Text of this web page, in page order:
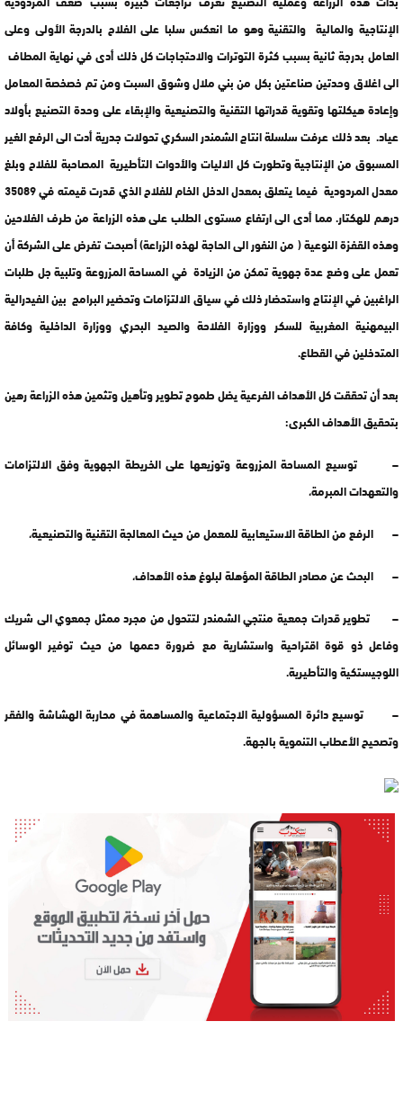
الإنتاجية والمالية والتقنية وهو ما انعكس سلبا على الفلاح بالدرجة الأولى وعلى
العامل بدرجة ثانية بسبب كثرة التوترات والاحتجاجات كل ذلك أدى في نهاية المطاف
الى اغلاق وحدتين صناعتين بكل من بني ملال وشوق السبت ومن تم خصخصة المعامل
وإعادة هيكلتها وتقوية قدراتها التقنية والتصنيعية والإبقاء على وحدة التصنيع بأولاد
عياد. بعد ذلك عرفت سلسلة انتاج الشمندر السكري تحولات جدرية أدت الى الرفع الغير
المسبوق من الإنتاجية وتطورت كل الاليات والأدوات التأطيرية المصاحبة للفلاح وبلغ
معدل المردودية فيما يتعلق بمعدل الدخل الخام للفلاح الذي قدرت قيمته في 35089
درهم للهكتار. مما أدى الى ارتفاع مستوى الطلب على هذه الزراعة من طرف الفلاحين
وهذه القفزة النوعية ( من النفور الى الحاجة لهذه الزراعة) أصبحت تفرض على الشركة أن
تعمل على وضع عدة جهوية تمكن من الزيادة في المساحة المزروعة وتلبية جل طلبات
الراغبين في الإنتاج واستحضار ذلك في سياق الالتزامات وتحضير البرامج بين الفيدرالية
البيمهنية المغربية للسكر ووزارة الفلاحة والصيد البحري ووزارة الداخلية وكافة
المتدخلين في القطاع.
بعد أن تحققت كل الأهداف الفرعية يضل طموح تطوير وتأهيل وتثمين هذه الزراعة رهين
بتحقيق الأهداف الكبرى:
– توسيع المساحة المزروعة وتوزيعها على الخريطة الجهوية وفق الالتزامات
والتعهدات المبرمة،
– الرفع من الطاقة الاستيعابية للمعمل من حيث المعالجة التقنية والتصنيعية،
– البحث عن مصادر الطاقة المؤهلة لبلوغ هذه الأهداف،
– تطوير قدرات جمعية منتجي الشمندر لتتحول من مجرد ممثل جمعوي الى شريك
وفاعل ذو قوة اقتراحية واستشارية مع ضرورة دعمها من حيث توفير الوسائل
اللوجيستكية والتأطيرية.
– توسيع دائرة المسؤولية الاجتماعية والمساهمة في محاربة الهشاشة والفقر
وتصحيح الأعطاب التنموية بالجهة.